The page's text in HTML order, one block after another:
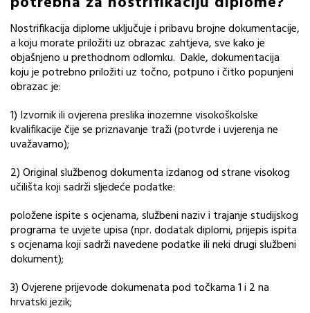
Nostrifikacija diplome uključuje i pribavu brojne dokumentacije,
a koju morate priložiti uz obrazac zahtjeva, sve kako je
objašnjeno u prethodnom odlomku. Dakle, dokumentacija
koju je potrebno priložiti uz točno, potpuno i čitko popunjeni
obrazac je:
1) Izvornik ili ovjerena preslika inozemne visokoškolske
kvalifikacije čije se priznavanje traži (potvrde i uvjerenja ne
uvažavamo);
2) Original službenog dokumenta izdanog od strane visokog
učilišta koji sadrži sljedeće podatke:
položene ispite s ocjenama, službeni naziv i trajanje studijskog
programa te uvjete upisa (npr. dodatak diplomi, prijepis ispita
s ocjenama koji sadrži navedene podatke ili neki drugi službeni
dokument);
3) Ovjerene prijevode dokumenata pod točkama 1 i 2 na
hrvatski jezik;